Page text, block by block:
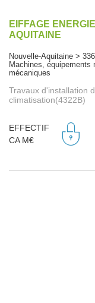
EIFFAGE
AQUITAINE
Nouvelle-Aquitaine >
Machines, équipements
mécaniques
Travaux d'installation
climatisation(4322B)
EFFECTIF
CA M€